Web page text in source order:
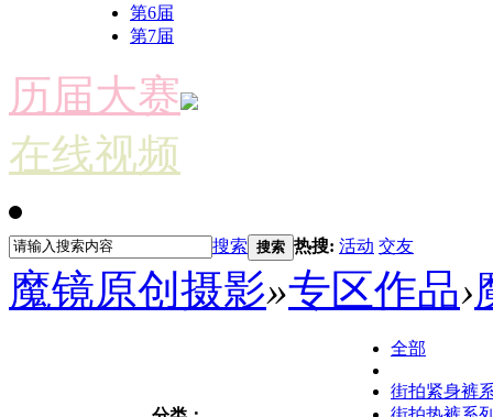
第6届
第7届
历届大赛
在线视频
搜索 搜索 热搜: 活动 交友
魔镜原创摄影»专区作品›
全部
街拍紧身裤